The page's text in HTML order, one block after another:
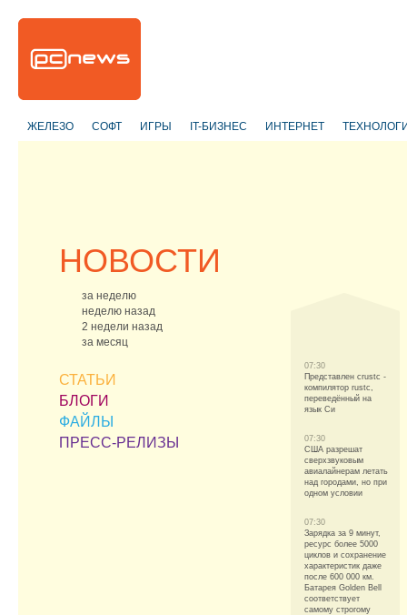
ЖЕЛЕЗО СОФТ ИГРЫ IT-БИЗНЕС ИНТЕРНЕТ
НОВОСТИ
за неделю
неделю назад
2 недели назад
за месяц
СТАТЬИ
БЛОГИ
ФАЙЛЫ
ПРЕСС-РЕЛИЗЫ
07:30
Представлен crustc -
компилятор rustc,
переведённый на
язык Си
07:30
США разрешат
сверхзвуковым
авиалайнерам летать
над городами, но при
одном условии
07:30
Зарядка за 9 минут,
ресурс более 5000
циклов и сохранение
характеристик даже
после 600 000 км.
Батарея Golden Bell
соответствует
самому строгому